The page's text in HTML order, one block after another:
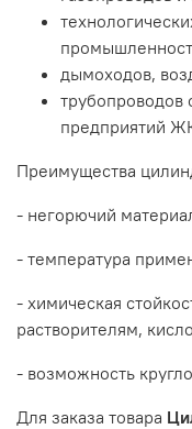
дымоходов,
трубопроводов
предприятий
Преимущества
- негорючий
- температура
- химическая стойкость по отношению к маслам,
растворителям,
- возможность
Для заказа товара